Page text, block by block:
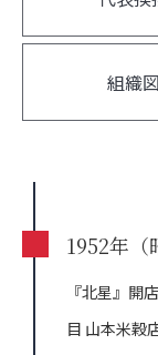
組織図
1952年（
『北星』開店
目 山本米穀